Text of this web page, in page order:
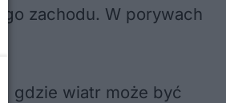
zachodu. W porywach
gdzie wiatr może być